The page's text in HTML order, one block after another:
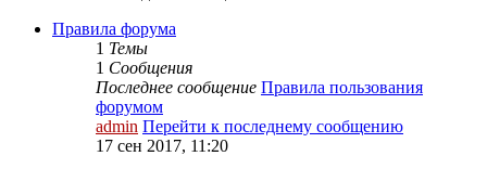
Правила форума
1 Темы
1 Сообщения
Последнее сообщение Правила пользования
форумом
admin Перейти к последнему сообщению
17 сен 2017, 11:20